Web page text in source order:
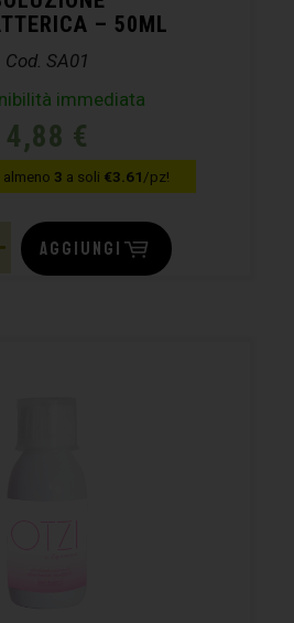
– 50ML
Cod. SA01
immediata
4,88 €
3 a soli €3.61/pz!
AGGIUNGI